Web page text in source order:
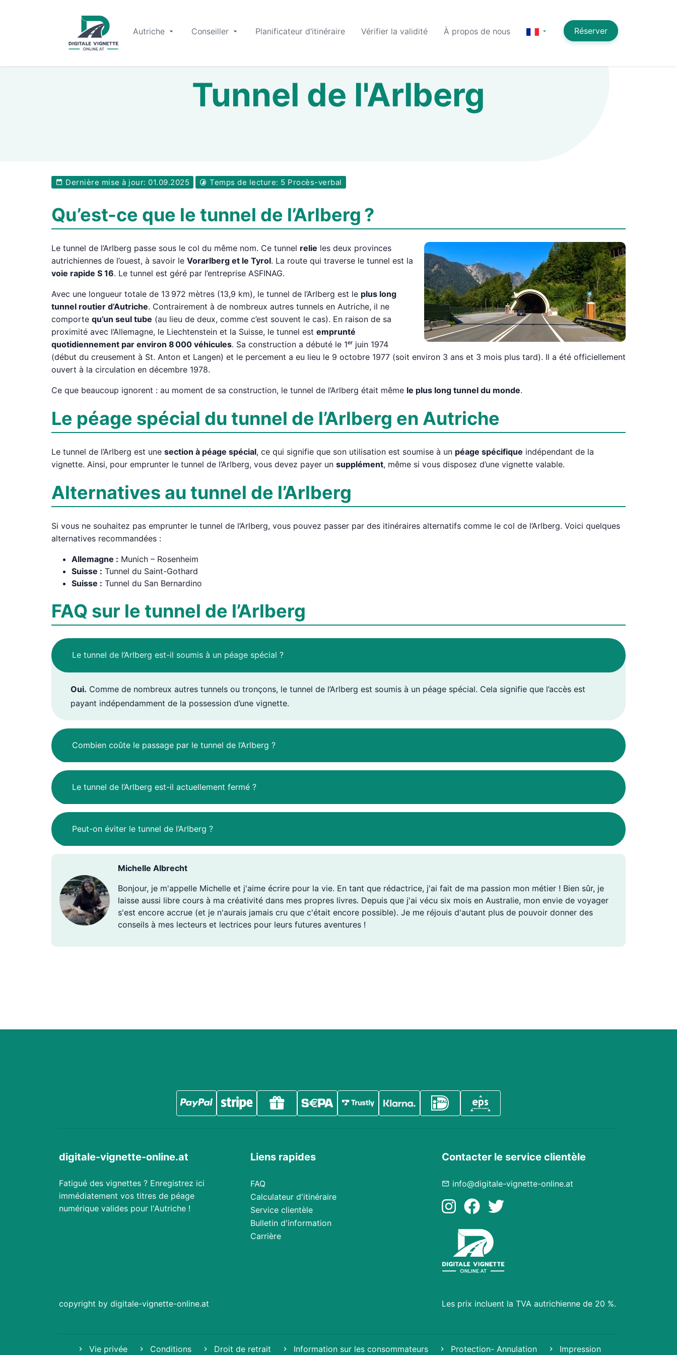
Autriche Réserver
Conseiller Planificateur d'itinéraire Vérifier la validité À propos de nous
Tunnel de l'Arlberg
Dernière mise à jour: 01.09.2025 Temps de lecture: 5 Procès-verbal
Qu’est-ce que le tunnel de l’Arlberg ?
Le tunnel de l’Arlberg passe sous le col du même nom. Ce tunnel relie les deux provinces
autrichiennes de l’ouest, à savoir le Vorarlberg et le Tyrol. La route qui traverse le tunnel est la
voie rapide S 16. Le tunnel est géré par l’entreprise ASFINAG.
Avec une longueur totale de 13 972 mètres (13,9 km), le tunnel de l’Arlberg est le plus long
tunnel routier d’Autriche. Contrairement à de nombreux autres tunnels en Autriche, il ne
comporte qu’un seul tube (au lieu de deux, comme c’est souvent le cas). En raison de sa
proximité avec l’Allemagne, le Liechtenstein et la Suisse, le tunnel est emprunté
quotidiennement par environ 8 000 véhicules. Sa construction a débuté le 1ᵉʳ juin 1974
(début du creusement à St. Anton et Langen) et le percement a eu lieu le 9 octobre 1977 (soit environ 3 ans et 3 mois plus tard). Il a été officiellement
ouvert à la circulation en décembre 1978.
Ce que beaucoup ignorent : au moment de sa construction, le tunnel de l’Arlberg était même le plus long tunnel du monde.
Le péage spécial du tunnel de l’Arlberg en Autriche
Le tunnel de l’Arlberg est une section à péage spécial, ce qui signifie que son utilisation est soumise à un péage spécifique indépendant de la
vignette. Ainsi, pour emprunter le tunnel de l’Arlberg, vous devez payer un supplément, même si vous disposez d’une vignette valable.
Alternatives au tunnel de l’Arlberg
Si vous ne souhaitez pas emprunter le tunnel de l’Arlberg, vous pouvez passer par des itinéraires alternatifs comme le col de l’Arlberg. Voici quelques
alternatives recommandées :
Allemagne : Munich – Rosenheim
Suisse : Tunnel du Saint-Gothard
Suisse : Tunnel du San Bernardino
FAQ sur le tunnel de l’Arlberg
Le tunnel de l’Arlberg est-il soumis à un péage spécial ?
Oui. Comme de nombreux autres tunnels ou tronçons, le tunnel de l’Arlberg est soumis à un péage spécial. Cela signifie que l’accès est
payant indépendamment de la possession d’une vignette.
Combien coûte le passage par le tunnel de l’Arlberg ?
Le tunnel de l’Arlberg est-il actuellement fermé ?
Peut-on éviter le tunnel de l’Arlberg ?
Michelle Albrecht
Bonjour, je m'appelle Michelle et j'aime écrire pour la vie. En tant que rédactrice, j'ai fait de ma passion mon métier ! Bien sûr, je
laisse aussi libre cours à ma créativité dans mes propres livres. Depuis que j'ai vécu six mois en Australie, mon envie de voyager
s'est encore accrue (et je n'aurais jamais cru que c'était encore possible). Je me réjouis d'autant plus de pouvoir donner des
conseils à mes lecteurs et lectrices pour leurs futures aventures !
digitale-vignette-online.at
Fatigué des vignettes ? Enregistrez ici
immédiatement vos titres de péage
numérique valides pour l'Autriche !
Liens rapides
FAQ
Calculateur d'itinéraire
Service clientèle
Bulletin d'information
Carrière
Contacter le service clientèle
info@digitale-vignette-online.at
copyright by digitale-vignette-online.at Les prix incluent la TVA autrichienne de 20 %.
Vie privée Conditions Droit de retrait Information sur les consommateurs Protection- Annulation Impression